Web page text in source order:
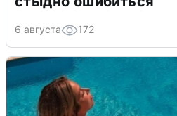
6 августа 172